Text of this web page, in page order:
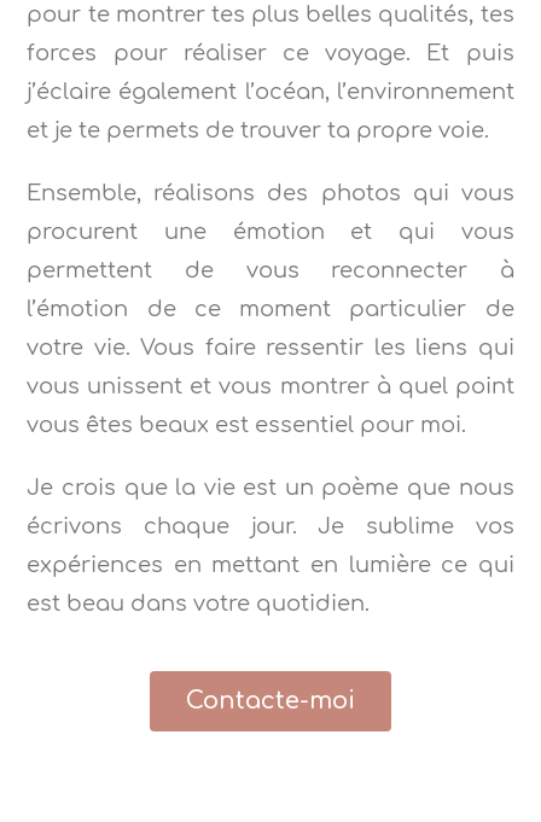
pour te montrer tes plus belles qualités, tes
forces pour réaliser ce voyage. Et puis
j’éclaire également l’océan, l’environnement
et je te permets de trouver ta propre voie.
Ensemble, réalisons des photos qui vous
procurent une émotion et qui vous
permettent de vous reconnecter à
l’émotion de ce moment particulier de
votre vie. Vous faire ressentir les liens qui
vous unissent et vous montrer à quel point
vous êtes beaux est essentiel pour moi.
Je crois que la vie est un poème que nous
écrivons chaque jour. Je sublime vos
expériences en mettant en lumière ce qui
est beau dans votre quotidien.
Contacte-moi